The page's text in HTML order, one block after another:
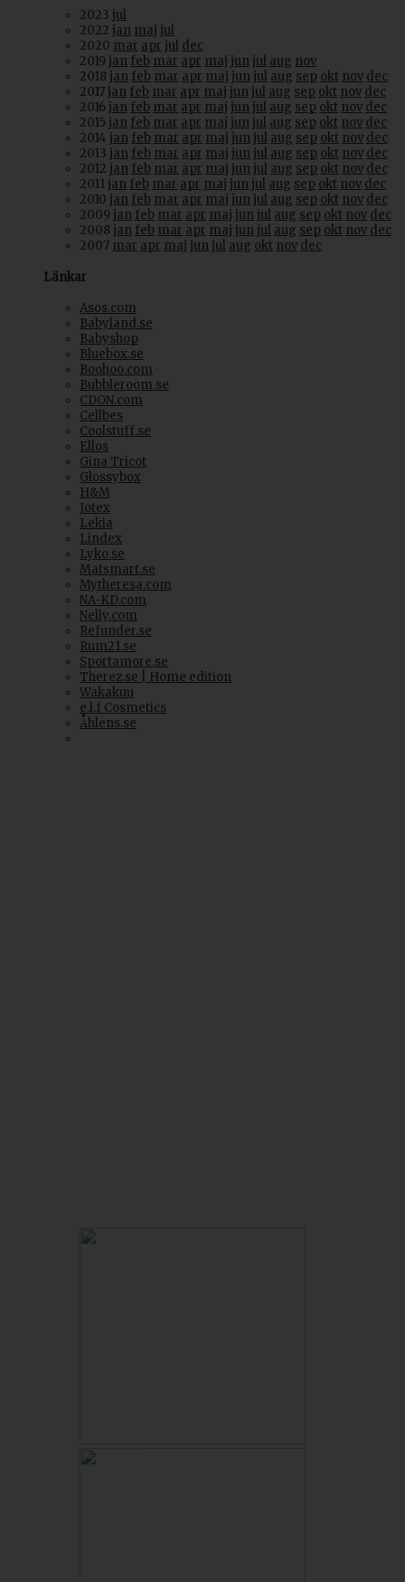
2023 jul
2022 jan maj jul
2020 mar apr jul dec
2019 jan feb mar apr maj jun jul aug nov
2018 jan feb mar apr maj jun jul aug sep okt nov dec
2017 jan feb mar apr maj jun jul aug sep okt nov dec
2016 jan feb mar apr maj jun jul aug sep okt nov dec
2015 jan feb mar apr maj jun jul aug sep okt nov dec
2014 jan feb mar apr maj jun jul aug sep okt nov dec
2013 jan feb mar apr maj jun jul aug sep okt nov dec
2012 jan feb mar apr maj jun jul aug sep okt nov dec
2011 jan feb mar apr maj jun jul aug sep okt nov dec
2010 jan feb mar apr maj jun jul aug sep okt nov dec
2009 jan feb mar apr maj jun jul aug sep okt nov dec
2008 jan feb mar apr maj jun jul aug sep okt nov dec
2007 mar apr maj jun jul aug okt nov dec
Länkar
Asos.com
Babyland.se
Babyshop
Bluebox.se
Boohoo.com
Bubbleroom.se
CDON.com
Cellbes
Coolstuff.se
Ellos
Gina Tricot
Glossybox
H&M
Jotex
Lekia
Lindex
Lyko.se
Matsmart.se
Mytheresa.com
NA-KD.com
Nelly.com
Refunder.se
Rum21.se
Sportamore.se
Therez.se | Home edition
Wakakuu
e.l.f Cosmetics
Åhlens.se